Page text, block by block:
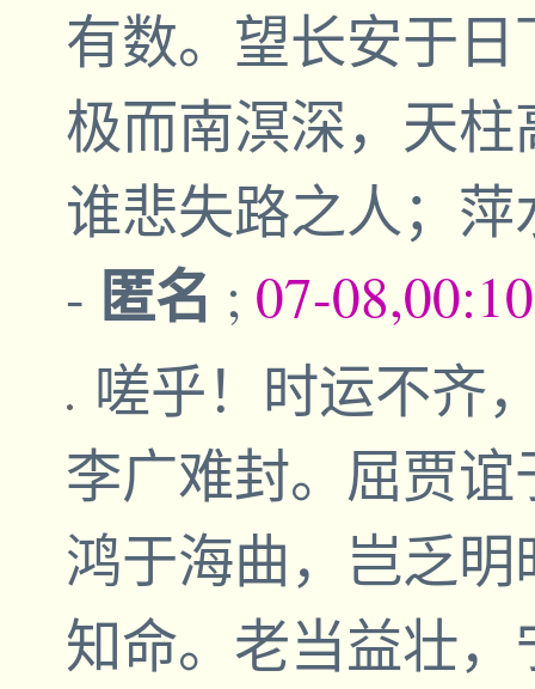
有数。望长安于
极而南溟深，天
谁悲失路之人；
- 匿名 ; 07-
嗟乎！时运不齐
李广难封。屈贾
鸿于海曲，岂乏
知命。老当益壮